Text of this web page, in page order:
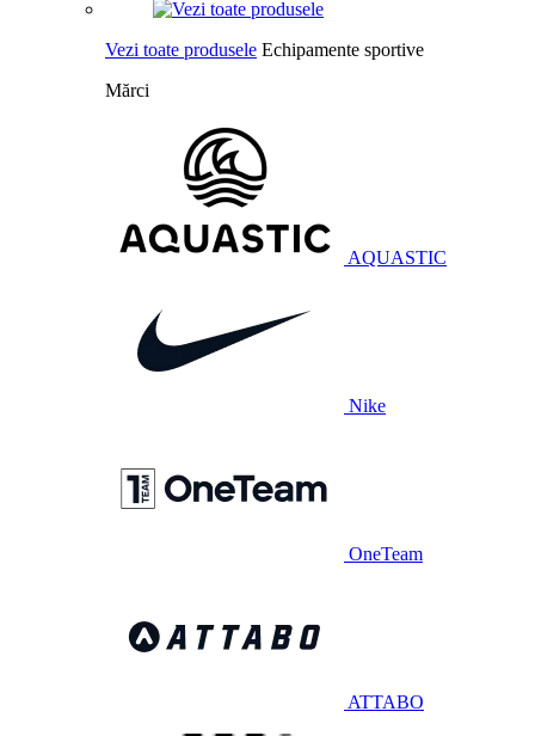
Vezi toate produsele Echipamente sportive
Mărci
AQUASTIC
Nike
OneTeam
ATTABO